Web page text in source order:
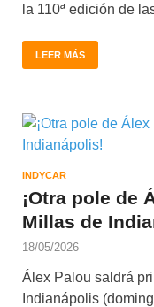
la 110ª edición de
LEER MÁS
INDYCAR
¡Otra pole de
Millas de
18/05/2026
Álex Palou saldrá
Indianápolis